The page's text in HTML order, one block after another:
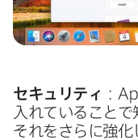
セキュリティ ：
入れている​ことで​
それを​さらに​強化